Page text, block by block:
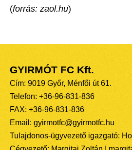
(forrás: zaol.hu)
GYIRMÓT FC Kft.
Cím: 9019 Győr, Ménfői út 61.
Telefon: +36-96-831-836
FAX: +36-96-831-836
Email: gyirmotfc@gyirmotfc.hu
Tulajdonos-ügyvezető igazgató: